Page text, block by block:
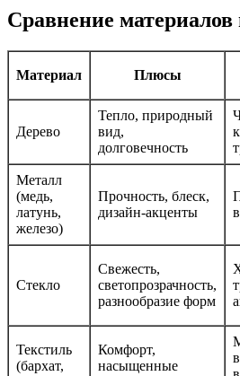
Сравнение материалов
Материал Плюсы
Дерево
Тепло, природный
вид,
долговечность
Металл
(медь,
латунь,
железо)
Прочность, блеск,
дизайн-акценты
Стекло
Свежесть,
светопрозрачность,
разнообразие форм
Текстиль
(бархат,
Комфорт,
насыщенные